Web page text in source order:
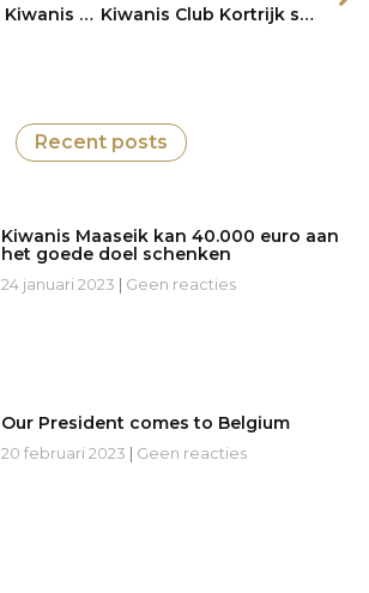
Puzzelen met Kiwanis Arlon Kiwanis Club Kortrijk schenkt 31.000 euro aan goede doelen
Recent posts
Kiwanis Maaseik kan 40.000 euro aan
het goede doel schenken
24 januari 2023 Geen reacties
Our President comes to Belgium
20 februari 2023 Geen reacties